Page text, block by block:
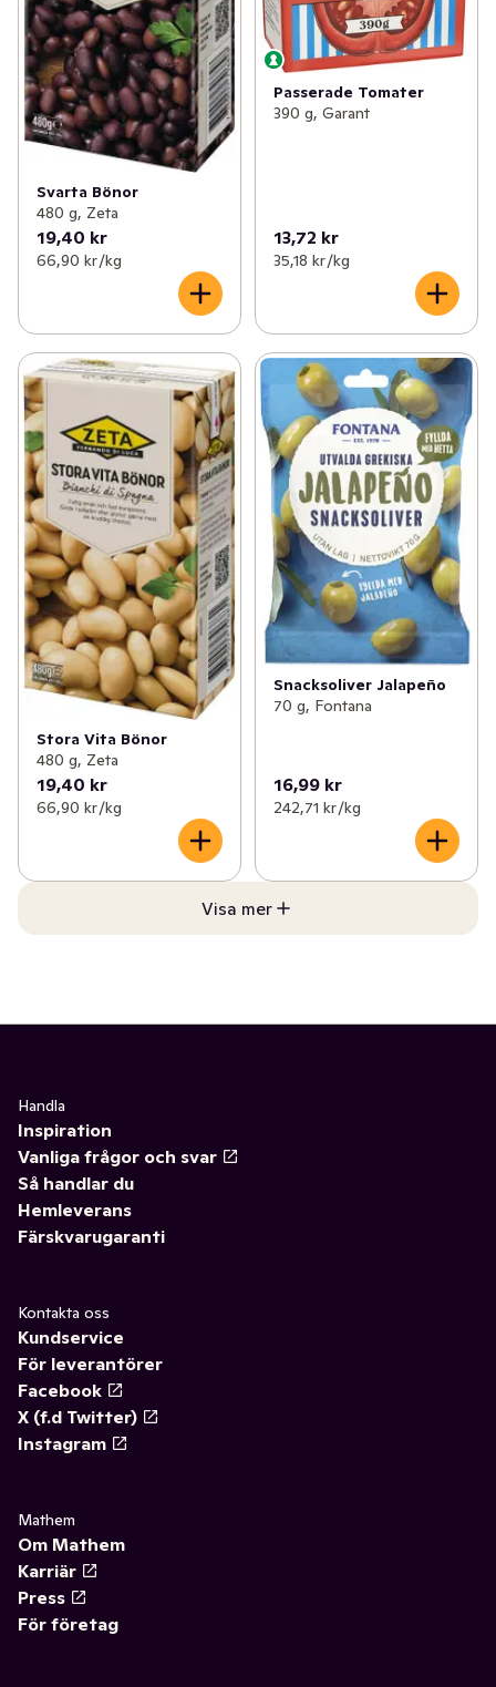
Svarta Bönor
480 g, Zeta
19,40 kr
66,90 kr /kg
Passerade Tomater
390 g, Garant
13,72 kr
35,18 kr /kg
Stora Vita Bönor
480 g, Zeta
19,40 kr
66,90 kr /kg
Snacksoliver Jalapeño
70 g, Fontana
16,99 kr
242,71 kr /kg
Visa mer
Handla
Inspiration
Vanliga frågor och svar
Så handlar du
Hemleverans
Färskvarugaranti
Kontakta oss
Kundservice
För leverantörer
Facebook
X (f.d Twitter)
Instagram
Mathem
Om Mathem
Karriär
Press
För företag